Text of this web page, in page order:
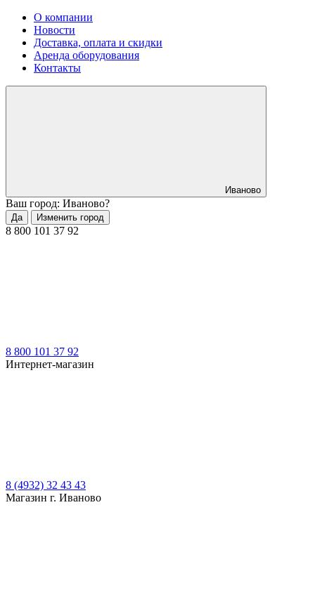
О компании
Новости
Доставка, оплата и скидки
Аренда оборудования
Контакты
Иваново
Ваш город: Иваново?
Да Изменить город
8 800 101 37 92
8 800 101 37 92
Интернет-магазин
8 (4932) 32 43 43
Магазин г. Иваново